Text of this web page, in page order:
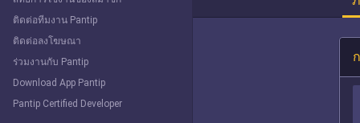
ติดต่อทีมงาน Pantip
ติดต่อลงโฆษณา
ร่วมงานกับ Pantip
Download App Pantip
Pantip Certified Developer